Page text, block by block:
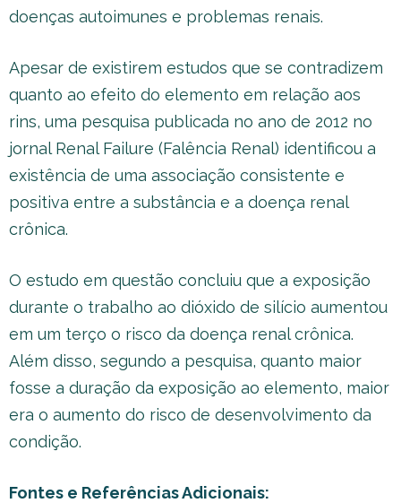
doenças autoimunes e problemas renais.
Apesar de existirem estudos que se contradizem
quanto ao efeito do elemento em relação aos
rins, uma pesquisa publicada no ano de 2012 no
jornal Renal Failure (Falência Renal) identificou a
existência de uma associação consistente e
positiva entre a substância e a doença renal
crônica.
O estudo em questão concluiu que a exposição
durante o trabalho ao dióxido de silício aumentou
em um terço o risco da doença renal crônica.
Além disso, segundo a pesquisa, quanto maior
fosse a duração da exposição ao elemento, maior
era o aumento do risco de desenvolvimento da
condição.
Fontes e Referências Adicionais: